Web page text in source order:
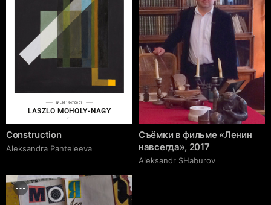
№LM 19470001
LASZLO MOHOLY-NAGY
Construction
Aleksandra Panteleeva
Съёмки в фильме «Ленин
навсегда», 2017
Аleksandr SHaburov